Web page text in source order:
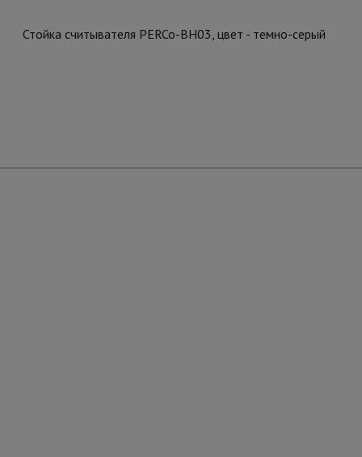
Стойка считывателя PERCo-BH03, цвет - темно-серый